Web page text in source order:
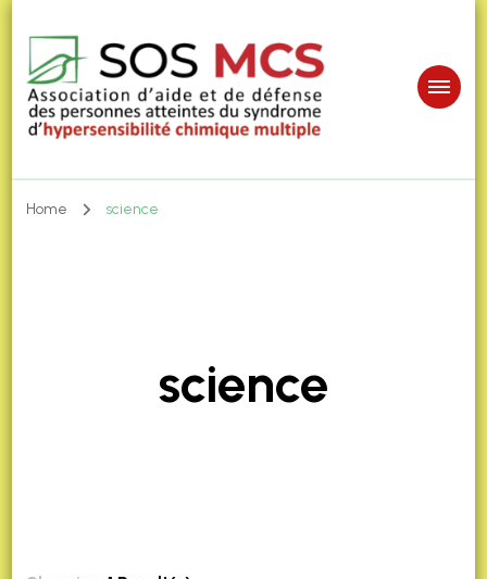
Home science
science